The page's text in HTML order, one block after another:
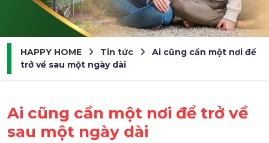
HAPPY HOME Tin tức
Ai cũng cần một nơi để
trở về sau một ngày dài
Ai cũng cần một nơi để trở về
sau một ngày dài